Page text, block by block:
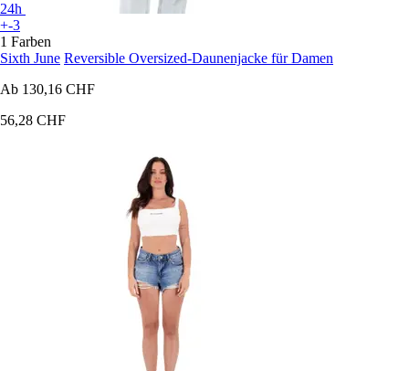
24h
+-3
1 Farben
Sixth June Reversible Oversized-Daunenjacke für Damen
Ab 130,16 CHF
56,28 CHF